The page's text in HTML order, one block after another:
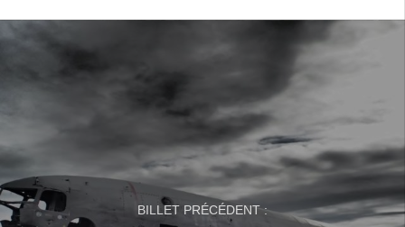
BILLET PRÉCÉDENT :